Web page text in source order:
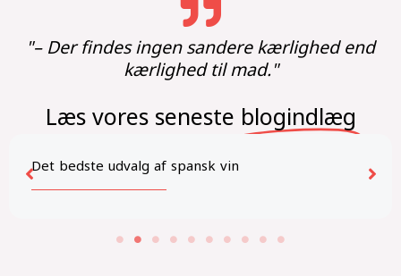
"– Der findes ingen sandere kærlighed end
kærlighed til mad."
Læs vores seneste blogindlæg
Sådan laver man Sauerkraut